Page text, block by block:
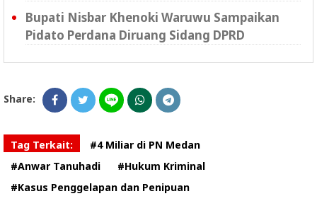
Bupati Nisbar Khenoki Waruwu Sampaikan
Pidato Perdana Diruang Sidang DPRD
Share:
Tag Terkait:
#4 Miliar di PN Medan
#Anwar Tanuhadi
#Hukum Kriminal
#Kasus Penggelapan dan Penipuan